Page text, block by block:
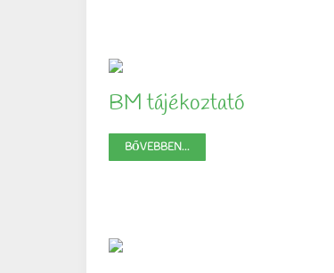
BM tájékoztató
BŐVEBBEN...